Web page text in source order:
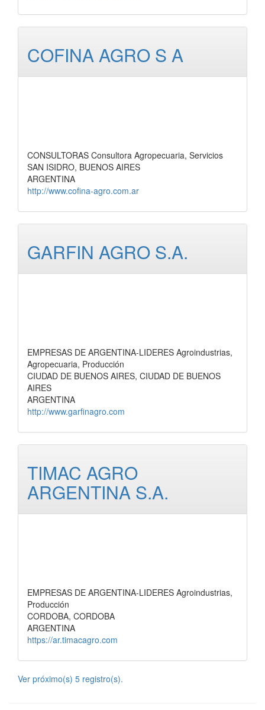
COFINA AGRO S A
CONSULTORAS Consultora Agropecuaria, Servicios
SAN ISIDRO, BUENOS AIRES
ARGENTINA
http://www.cofina-agro.com.ar
GARFIN AGRO S.A.
EMPRESAS DE ARGENTINA-LIDERES Agroindustrias,
Agropecuaria, Producción
CIUDAD DE BUENOS AIRES, CIUDAD DE BUENOS
AIRES
ARGENTINA
http://www.garfinagro.com
TIMAC AGRO
ARGENTINA S.A.
EMPRESAS DE ARGENTINA-LIDERES Agroindustrias,
Producción
CORDOBA, CORDOBA
ARGENTINA
https://ar.timacagro.com
Ver próximo(s) 5 registro(s).